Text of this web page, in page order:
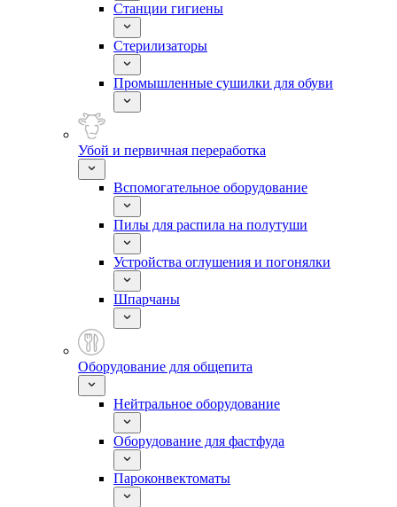
Станции гигиены
Стерилизаторы
Промышленные сушилки для обуви
Убой и первичная переработка
Вспомогательное оборудование
Пилы для распила на полутуши
Устройства оглушения и погонялки
Шпарчаны
Оборудование для общепита
Нейтральное оборудование
Оборудование для фастфуда
Пароконвектоматы